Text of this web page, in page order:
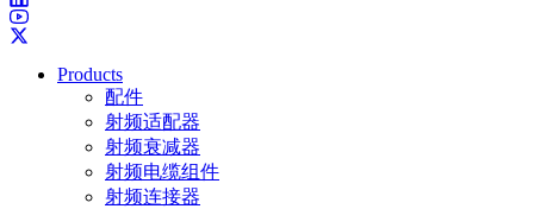
Products
配件
射频适配器
射频衰减器
射频电缆组件
射频连接器